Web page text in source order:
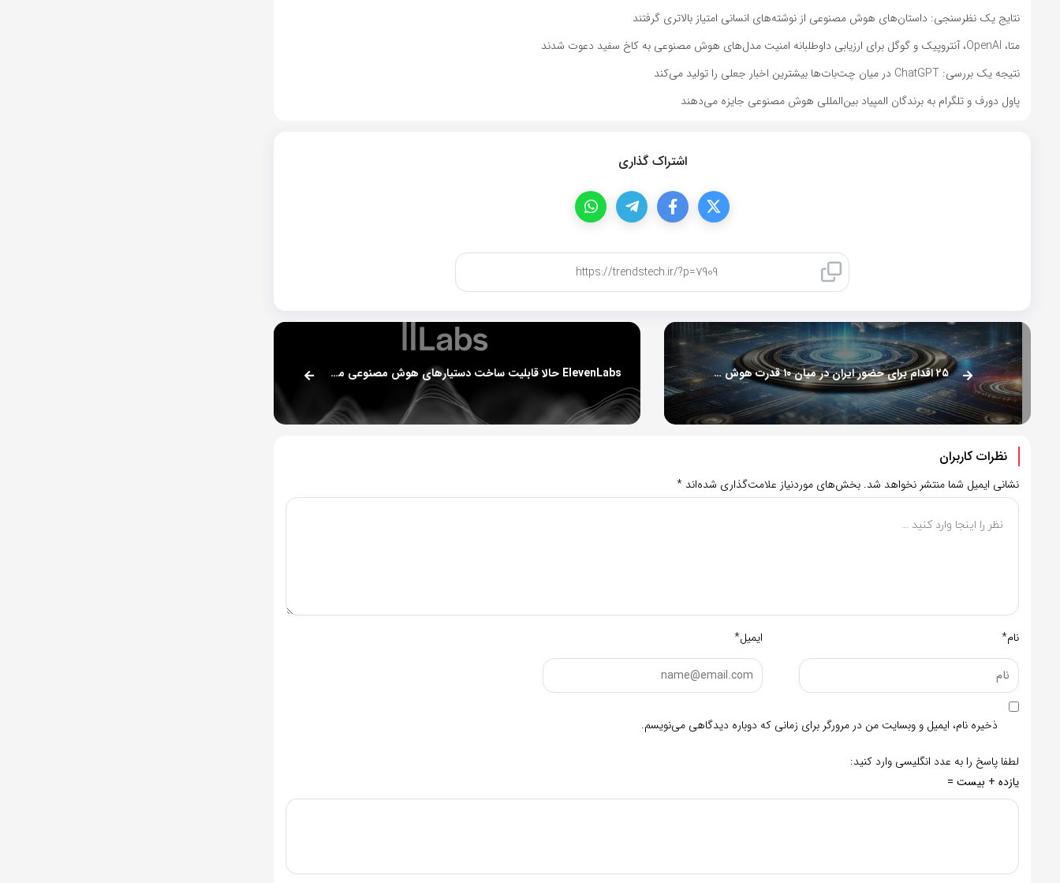
نتایج یک نظرسنجی: داستان‌های هوش مصنوعی از نوشته‌های انسانی امتیاز بالاتری گرفتند
متا، OpenAI، آنتروپیک و گوگل برای ارزیابی داوطلبانه امنیت مدل‌های هوش مصنوعی به کاخ سفید دعوت شدند
نتیجه یک بررسی: ChatGPT در میان چت‌بات‌ها بیشترین اخبار جعلی را تولید می‌کند
پاول دورف و تلگرام به برندگان المپیاد بین‌المللی هوش مصنوعی جایزه می‌دهند
اشتراک گذاری
۲۵ اقدام برای حضور ایران در میان ۱۰ قدرت هوش مصنوعی جهان ElevenLabs حالا قابلیت ساخت دستیارهای هوش مصنوعی مکالمه‌ای را فراهم می‌کند
نظرات کاربران
نشانی ایمیل شما منتشر نخواهد شد. بخش‌های موردنیاز علامت‌گذاری شده‌اند *
نام* ایمیل*
ذخیره نام، ایمیل و وبسایت من در مرورگر برای زمانی که دوباره دیدگاهی می‌نویسم.
لطفا پاسخ را به عدد انگلیسی وارد کنید:
یازده + بیست =